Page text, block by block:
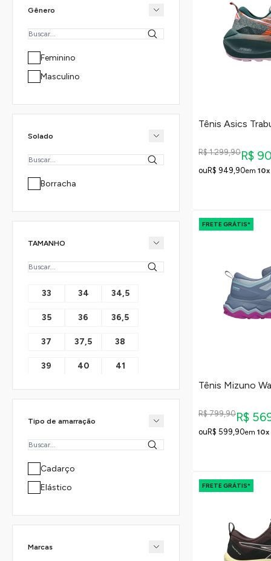
Gênero
Feminino
Masculino
Solado
Borracha
TAMANHO
33 34 34,5
35 36 36,5
37 37,5 38
39 40 41
42 43 44
Tipo de amarração
Cadarço
Elástico
Marcas
Tênis Asics
R$ 1.299,90R$
R$ 949,90em 10x
FRETE GRÁTIS*
Tênis Mizuno
R$ 799,90R$
R$ 599,90em 10x
FRETE GRÁTIS*